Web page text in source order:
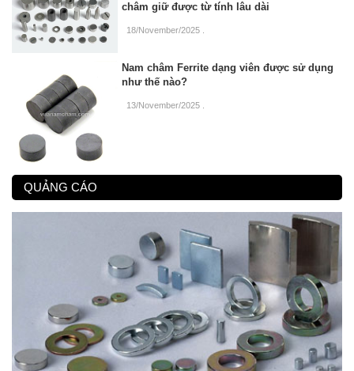
châm giữ được từ tính lâu dài
18/November/2025
Nam châm Ferrite dạng viên được sử dụng
như thế nào?
13/November/2025
QUẢNG CÁO